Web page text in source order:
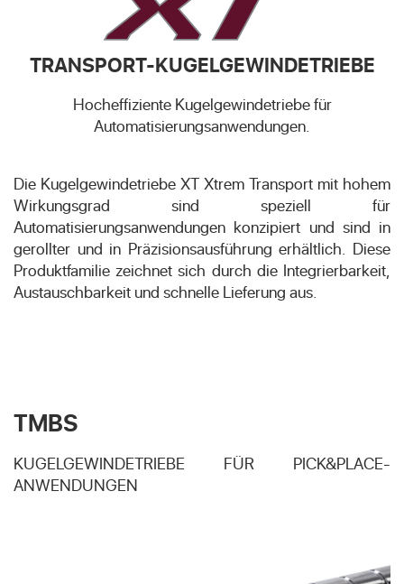
TRANSPORT-KUGELGEWINDETRIEBE
Hocheffiziente Kugelgewindetriebe für
Automatisierungsanwendungen.
Die Kugelgewindetriebe XT Xtrem Transport mit hohem
Wirkungsgrad sind speziell für
Automatisierungsanwendungen konzipiert und sind in
gerollter und in Präzisionsausführung erhältlich. Diese
Produktfamilie zeichnet sich durch die Integrierbarkeit,
Austauschbarkeit und schnelle Lieferung aus.
TMBS
KUGELGEWINDETRIEBE FÜR PICK&PLACE-
ANWENDUNGEN